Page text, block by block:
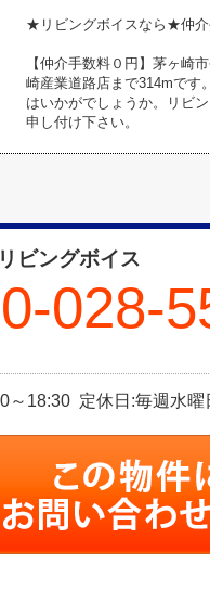
★リビングボイスなら★仲
【仲介手数料０円】茅ヶ
崎産業道路店まで314mです
はいかがでしょうか。リビ
申し付け下さい。
ビングボイス
028-
～18:30 定休日:毎週水曜